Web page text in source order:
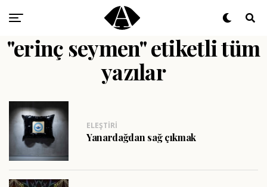
"erinç seymen" etiketli tüm
yazılar
ELEŞTIRI
Yanardağdan sağ çıkmak